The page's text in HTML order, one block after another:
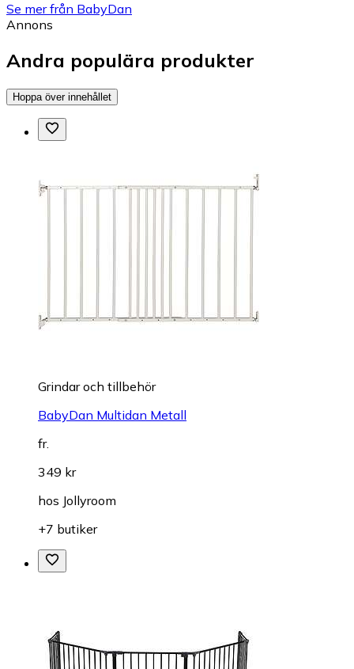
Se mer från BabyDan
Annons
Andra populära produkter
Hoppa över innehållet
Grindar och tillbehör
BabyDan Multidan Metall
fr.
349 kr
hos Jollyroom
+7 butiker